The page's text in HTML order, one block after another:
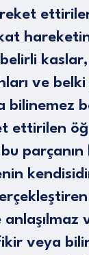
belirli
ve
bilinemez
ettirilen
anlaşılmaz
veya